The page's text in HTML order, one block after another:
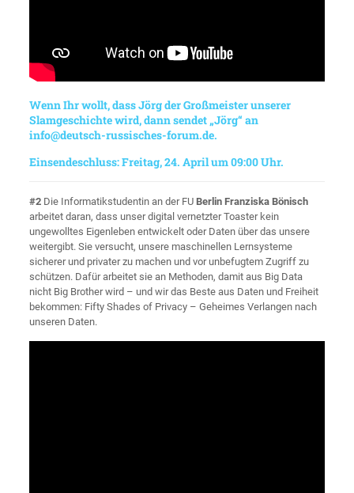
Wenn Ihr wollt, dass Jörg der Großmeister unserer
Slamgeschichte wird, dann sendet „Jörg“ an
info@deutsch-russisches-forum.de.
Einsendeschluss: Freitag, 24. April um 09:00 Uhr.
#2 Die Informatikstudentin an der FU Berlin Franziska Bönisch
arbeitet daran, dass unser digital vernetzter Toaster kein
ungewolltes Eigenleben entwickelt oder Daten über das unsere
weitergibt. Sie versucht, unsere maschinellen Lernsysteme
sicherer und privater zu machen und vor unbefugtem Zugriff zu
schützen. Dafür arbeitet sie an Methoden, damit aus Big Data
nicht Big Brother wird – und wir das Beste aus Daten und Freiheit
bekommen: Fifty Shades of Privacy – Geheimes Verlangen nach
unseren Daten.